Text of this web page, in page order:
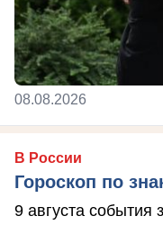
08.08.2026
В России
Гороскоп по
9 августа события